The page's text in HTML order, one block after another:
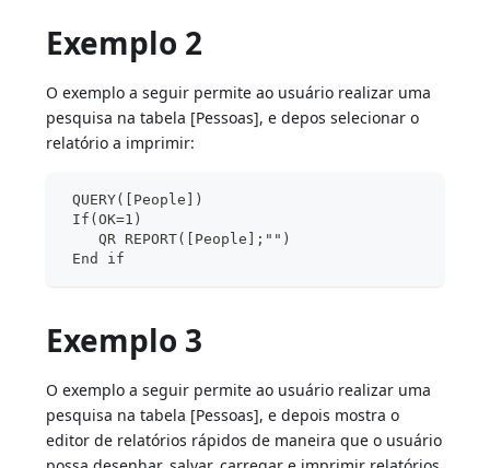
Exemplo 2
O exemplo a seguir permite ao usuário realizar uma
pesquisa na tabela [Pessoas], e depos selecionar o
relatório a imprimir:
QUERY([People])
If(OK=1)
QR REPORT([People];"")
End if
Exemplo 3
O exemplo a seguir permite ao usuário realizar uma
pesquisa na tabela [Pessoas], e depois mostra o
editor de relatórios rápidos de maneira que o usuário